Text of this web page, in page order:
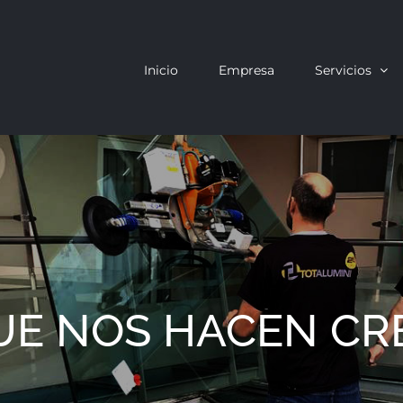
Inicio Empresa Servicios
NOS HACEN